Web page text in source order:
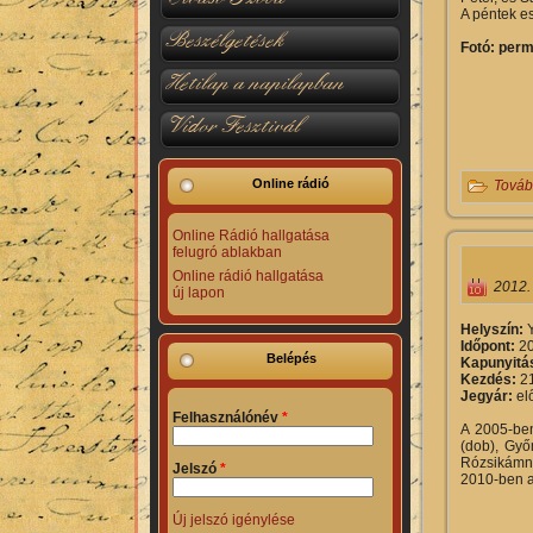
Beszélgetések
Hetilap a napilapban
Vidor Fesztivál
Online rádió
Online Rádió hallgatása
felugró ablakban
Online rádió hallgatása
új lapon
Belépés
Felhasználónév *
Jelszó *
Új jelszó igénylése
A péntek
Fotó:
Helyszín:
Időpont:
Kezdés:
Jegyár:
A 2005-
(dob),
2010-ben